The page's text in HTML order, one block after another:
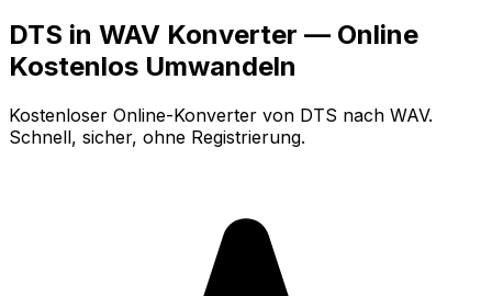
DTS in WAV Konverter — Online
Kostenlos Umwandeln
Kostenloser Online-Konverter von DTS nach WAV.
Schnell, sicher, ohne Registrierung.